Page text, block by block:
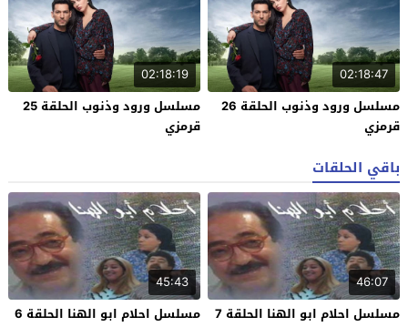
02:18:47
مسلسل ورود وذنوب الحلقة 26
قرمزي
02:18:19
مسلسل ورود وذنوب الحلقة 25
قرمزي
باقي الحلقات
46:07
مسلسل احلام ابو الهنا الحلقة 7
45:43
مسلسل احلام ابو الهنا الحلقة 6